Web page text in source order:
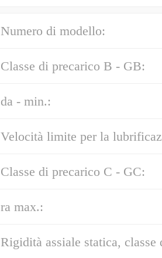
Numero di modello:
Classe di precarico B - GB:
da - min.:
Velocità limite per la
Classe di precarico C - GC:
ra max.:
Rigidità assiale statica, classe